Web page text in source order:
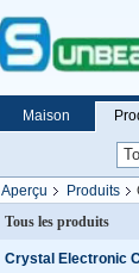
Maison
Aperçu Produits
Tous les produits
Crystal Electronic